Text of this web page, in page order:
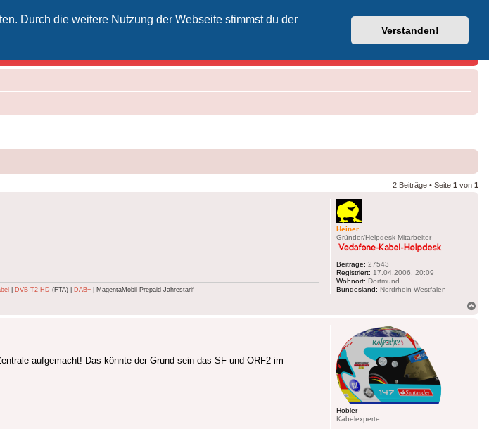
Durch die weitere Nutzung der Webseite stimmst du der
Verstanden!
Vodafone-Kabel-Helpdesk
2 Beiträge • Seite 1 von 1
Heiner
Gründer/Helpdesk-Mitarbeiter
Beiträge: 27543
Registriert: 17.04.2006, 20:09
Wohnort: Dortmund
Bundesland: Nordrhein-Westfalen
DVB-T2 HD (FTA) | DAB+ | MagentaMobil Prepaid Jahrestarif
Hobler
Kabelexperte
aufgemacht! Das könnte der Grund sein das SF und ORF2 im